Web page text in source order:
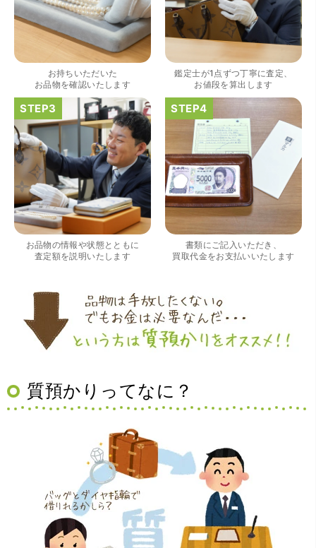
（大阪府大阪市）きれいにして頂いたうえで質入れ金額を
出していただいたのが初めてで感動しました。
（大阪府大阪市）すごく丁寧に対応して頂きました。 ホー
ムページの皆様の評価がとても良かったので、質屋自体初
めての利用でしたが、対応して頂きました担当の方もすご
く良かったです。 これから質屋をご利用される方は是非オ
ススメです。
（大阪府豊中市）買取査定の流れがとても丁寧でお話がし
やすくとても良い時間になりました!!満足出来る買取です。
お持ちいただいた
お品物を確認いたします
鑑定士が1点ずつ丁寧に査定、
お値段を算出します
お品物の情報や状態とともに
査定額を説明いたします
書類にご記入いただき、
買取代金をお支払いいたします
質預かりってなに？